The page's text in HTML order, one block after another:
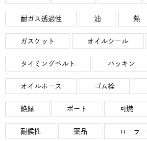
耐ガス透過性 油 熱
ガスケット オイルシール
タイミングベルト パッキン
オイルホース ゴム栓
絶縁 ボート 可燃
耐候性 薬品 ローラー